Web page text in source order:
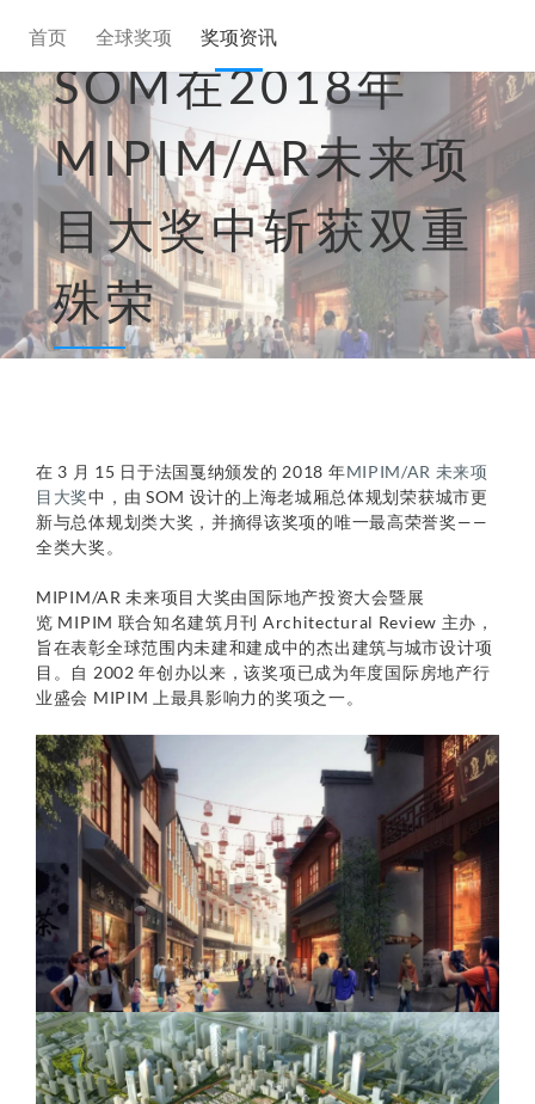
首页 全球奖项 奖项资讯
SOM在2018年
MIPIM/AR未来项
目大奖中斩获双重
殊荣
在 3 月 15 日于法国戛纳颁发的 2018 年MIPIM/AR 未来项
目大奖中，由 SOM 设计的上海老城厢总体规划荣获城市更
新与总体规划类大奖，并摘得该奖项的唯一最高荣誉奖——
全类大奖。
MIPIM/AR 未来项目大奖由国际地产投资大会暨展
览 MIPIM 联合知名建筑月刊 Architectural Review 主办，
旨在表彰全球范围内未建和建成中的杰出建筑与城市设计项
目。自 2002 年创办以来，该奖项已成为年度国际房地产行
业盛会 MIPIM 上最具影响力的奖项之一。